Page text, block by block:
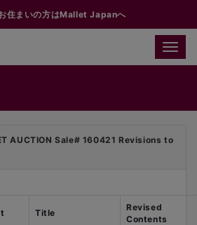
住まいの方はMallet Japanへ
Toggle
AUCTION Sale# 160421 Revisions to
Title
Revised
Contents